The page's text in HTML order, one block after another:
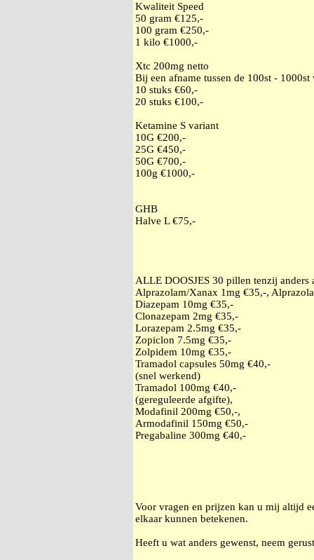
Kwaliteit Speed
50 gram €125,-
100 gram €250,-
1 kilo €1000,-
Xtc 200mg netto
Bij een afname tussen de 100st -
10 stuks €60,-
20 stuks €100,-
Ketamine S variant
10G €200,-
25G €450,-
50G €700,-
100g €1000,-
GHB
Halve L €75,-
ALLE DOOSJES 30 pillen tenzij anders
Alprazolam/Xanax 1mg €35,-,
Diazepam 10mg €35,-
Clonazepam 2mg €35,-
Lorazepam 2.5mg €35,-
Zopiclon 7.5mg €35,-
Zolpidem 10mg €35,-
Tramadol capsules 50mg €40,-
(snel werkend)
Tramadol 100mg €40,-
(gereguleerde afgifte),
Modafinil 200mg €50,-,
Armodafinil 150mg €50,-
Pregabaline 300mg €40,-
Voor vragen en prijzen kan u mij altijd
elkaar kunnen betekenen.
Heeft u wat anders gewenst, neem